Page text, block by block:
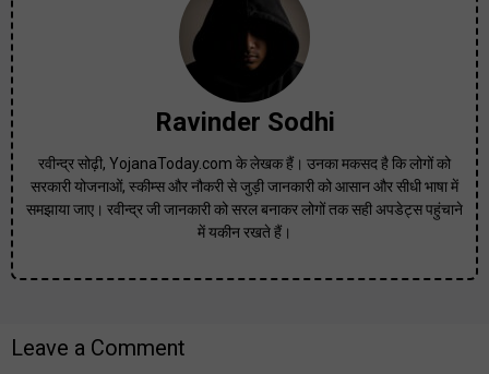
Ravinder Sodhi
रवीन्द्र सोढ़ी, YojanaToday.com के लेखक हैं। उनका मकसद है कि लोगों को
सरकारी योजनाओं, स्कीम्स और नौकरी से जुड़ी जानकारी को आसान और सीधी भाषा में
समझाया जाए। रवीन्द्र जी जानकारी को सरल बनाकर लोगों तक सही अपडेट्स पहुंचाने
में यकीन रखते हैं।
Leave a Comment